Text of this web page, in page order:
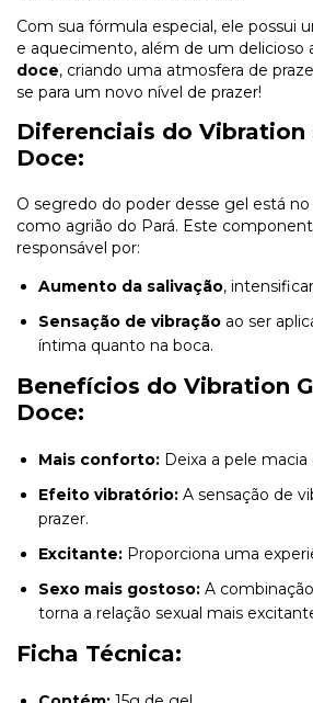
Com sua fórmula especial, ele possui
e aquecimento, além de um delicioso
doce, criando uma atmosfera de
se para um novo nível de prazer!
Diferenciais do Vibration
Doce:
O segredo do poder desse gel está no
como agrião do Pará. Este
responsável por:
Aumento da salivação,
Sensação de vibração ao ser
íntima quanto na boca.
Benefícios do Vibration
Doce:
Mais conforto: Deixa a pele
Efeito vibratório: A sensação de
prazer.
Excitante: Proporciona uma
Sexo mais gostoso: A
torna a relação sexual mais
Ficha Técnica: